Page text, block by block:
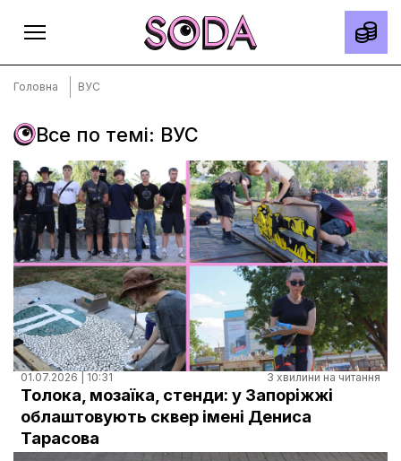
Головна
Тексти
Спецпроєкти
Slow news
Місто
Про нас
Редакційна політика
Правила використання матеріалів
Документи
Головна ВУС
Все по темі: ВУС
01.07.2026 | 10:31 3 хвилини на читання
Толока, мозаїка, стенди: у Запоріжжі
облаштовують сквер імені Дениса
Тарасова